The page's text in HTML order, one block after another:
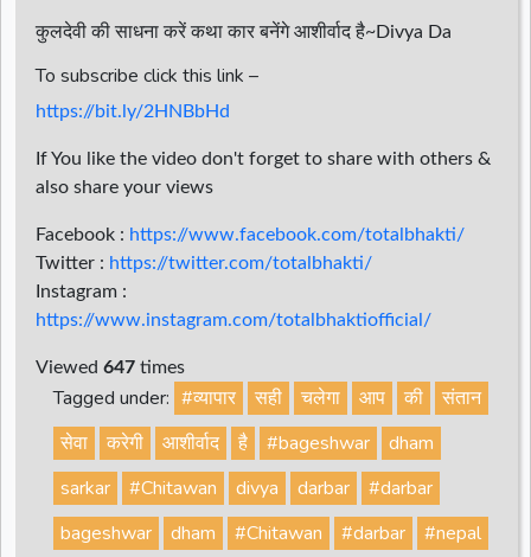
कुलदेवी की साधना करें कथा कार बनेंगे आशीर्वाद है~Divya Da
To subscribe click this link –
https://bit.ly/2HNBbHd
If You like the video don't forget to share with others &
also share your views
Facebook : https://www.facebook.com/totalbhakti/
Twitter : https://twitter.com/totalbhakti/
Instagram :
https://www.instagram.com/totalbhaktiofficial/
Viewed 647 times
Tagged under: #व्यापार सही चलेगा आप की
संतान
सेवा
करेगी आशीर्वाद है #bageshwar
dham
sarkar
#Chitawan divya darbar
#darbar
bageshwar
dham #Chitawan #darbar
#nepal